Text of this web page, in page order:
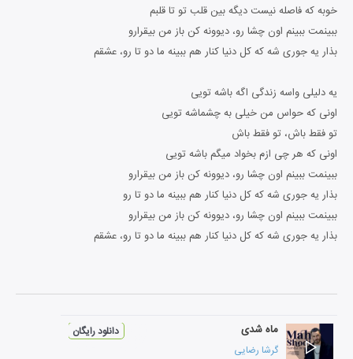
خوبه که فاصله نیست دیگه بین قلب تو تا قلبم
ببینمت ببینم اون چشا رو، دیوونه کن باز من بیقرارو
بذار یه جوری شه که کل دنیا کنار هم ببینه ما دو تا رو، عشقم
یه دلیلی واسه زندگی اگه باشه تویی
اونی که حواس من خیلی به چشماشه تویی
تو فقط باش، تو فقط باش
اونی که هر چی ازم بخواد میگم باشه تویی
ببینمت ببینم اون چشا رو، دیوونه کن باز من بیقرارو
بذار یه جوری شه که کل دنیا کنار هم ببینه ما دو تا رو
ببینمت ببینم اون چشا رو، دیوونه کن باز من بیقرارو
بذار یه جوری شه که کل دنیا کنار هم ببینه ما دو تا رو، عشقم
ماه شدی
گرشا رضایی
دانلود رایگان